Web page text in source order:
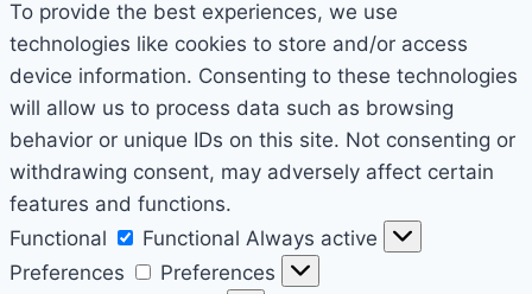
To provide the best experiences, we use
technologies like cookies to store and/or access
device information. Consenting to these technologies
will allow us to process data such as browsing
behavior or unique IDs on this site. Not consenting or
withdrawing consent, may adversely affect certain
features and functions.
Functional
Functional Always active
Preferences
Preferences